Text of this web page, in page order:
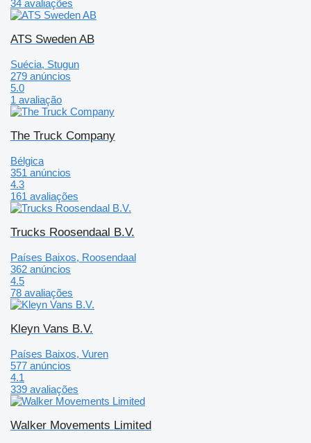
34 avaliações
ATS Sweden AB
Suécia, Stugun
279 anúncios
5.0
1 avaliação
The Truck Company
Bélgica
351 anúncios
4.3
161 avaliações
Trucks Roosendaal B.V.
Países Baixos, Roosendaal
362 anúncios
4.5
78 avaliações
Kleyn Vans B.V.
Países Baixos, Vuren
577 anúncios
4.1
339 avaliações
Walker Movements Limited